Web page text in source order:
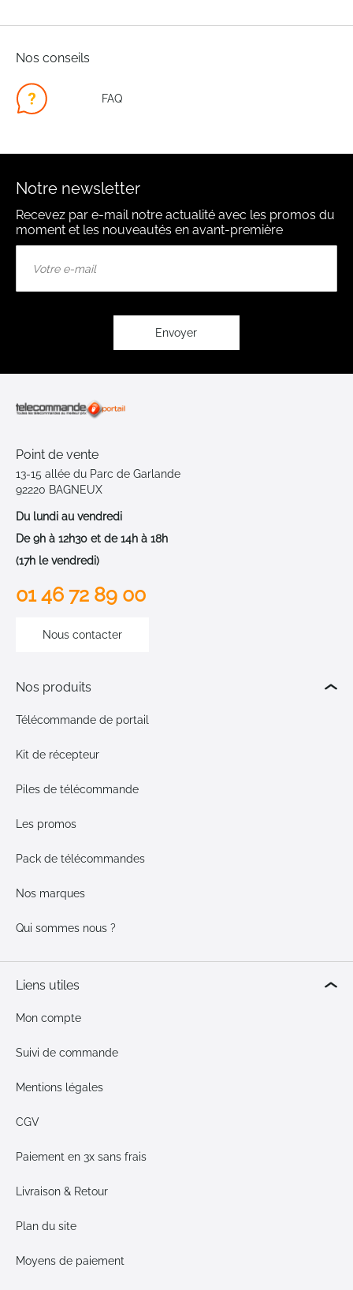
Nos conseils
FAQ
Notre newsletter
Recevez par e-mail notre actualité avec les promos du
moment et les nouveautés en avant-première
Envoyer
Point de vente
13-15 allée du Parc de Garlande
92220 BAGNEUX
Du lundi au vendredi
De 9h à 12h30 et de 14h à 18h
(17h le vendredi)
01 46 72 89 00
Nous contacter
Nos produits
Télécommande de portail
Kit de récepteur
Piles de télécommande
Les promos
Pack de télécommandes
Nos marques
Qui sommes nous ?
Liens utiles
Mon compte
Suivi de commande
Mentions légales
CGV
Paiement en 3x sans frais
Livraison & Retour
Plan du site
Moyens de paiement